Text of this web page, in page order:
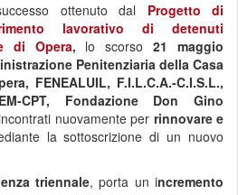
ottenuto dal Progetto di
lavorativo di detenuti
di Opera, lo scorso21 maggio
Penitenziaria della Casa
FENEALUIL, F.I.L.C.A.-C.I.S.L.,
CPT, Fondazione Don Gino
nuovamente per rinnovare e
la sottoscrizione di un nuovo
triennale, porta un incremento